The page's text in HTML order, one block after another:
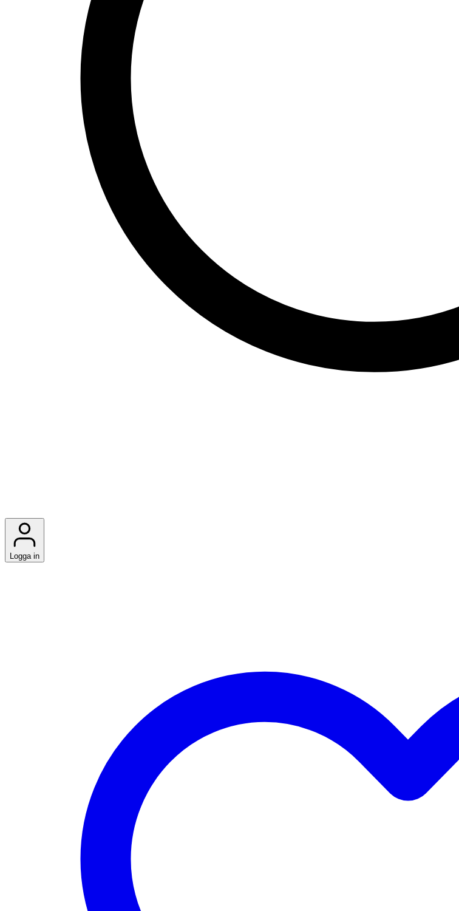
Logga in